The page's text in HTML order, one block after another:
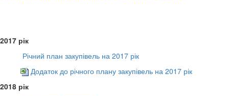
2017 рік
Річний план закупівель на 2017 рік
Додаток до річного плану закупівель на 2017 рік
2018 рік